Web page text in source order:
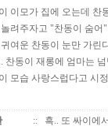
이모가 집에 오는데 찬
려주자고 "찬동이 숨어
여운 찬동이 눈만 가린
찬동이 재롱에 엄마는
모습 사랑스럽다고 시
::
흑.. 또 싸이에